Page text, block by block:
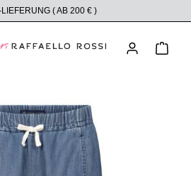
( AB 200 € )